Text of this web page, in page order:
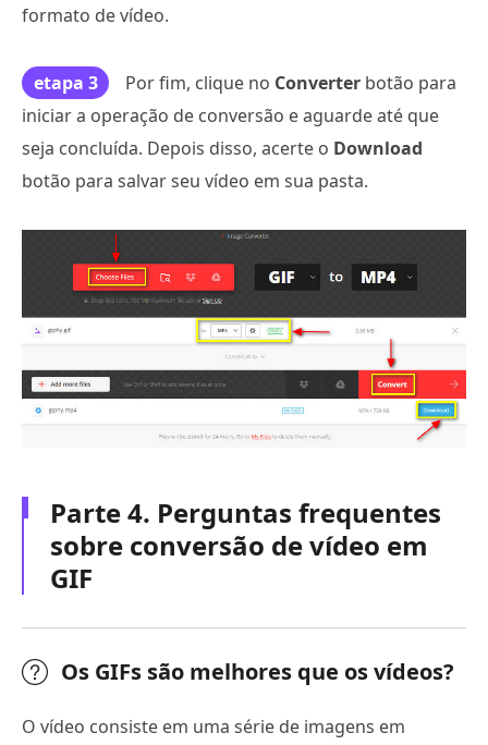
formato de vídeo.
etapa 3 Por fim, clique no Converter botão para
iniciar a operação de conversão e aguarde até que
seja concluída. Depois disso, acerte o Download
botão para salvar seu vídeo em sua pasta.
Parte 4. Perguntas frequentes
sobre conversão de vídeo em
GIF
Os GIFs são melhores que os vídeos?
O vídeo consiste em uma série de imagens em